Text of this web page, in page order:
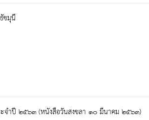
ชมุนี
จำปี ๒๕๖๓ (หนังสือวันสงขลา ๑๐ มีนาคม ๒๕๖๓)